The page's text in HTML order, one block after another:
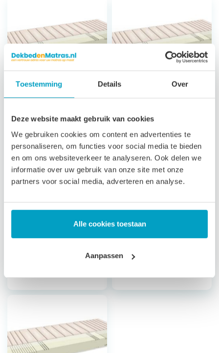
Toestemming Details Over
Deze website maakt gebruik van cookies
We gebruiken cookies om content en advertenties te
personaliseren, om functies voor social media te bieden
en om ons websiteverkeer te analyseren. Ook delen we
informatie over uw gebruik van onze site met onze
partners voor social media, adverteren en analyse.
Alle cookies toestaan
Aanpassen
Matras Milos
7 zones
ondersteuning
21 cm hoog
Afritsbare, wasbare
3 jaar garantie
Bepaal zelf de
Matras Andros
Climat
7 zones
ondersteuning
23 cm hoog
wasbare tijk
3 jaar garantie
Bepaal zelf de